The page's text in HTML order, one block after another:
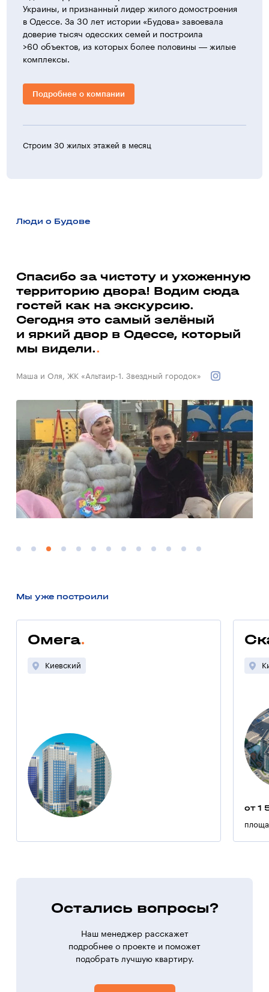
Украины, и признанный лидер жилого домостроения
в Одессе. За 30 лет истории «Будова» завоевала
доверие тысяч одесских семей и построила
>60 объектов, из которых более половины — жилые
комплексы.
Подробнее о компании
Строим 30 жилых этажей в месяц
Люди о Будове
Спасибо за чистоту и ухоженную
территорию двора! Водим сюда
гостей как на экскурсию.
Сегодня это самый зелёный
и яркий двор в Одессе, который
мы видели.
Маша и Оля, ЖК «Альтаир-1. Звездный городок»
Мы уже построили
Омега
Киевский
от 1
Остались вопросы?
Наш менеджер расскажет
подробнее о проекте и поможет
подобрать лучшую квартиру.